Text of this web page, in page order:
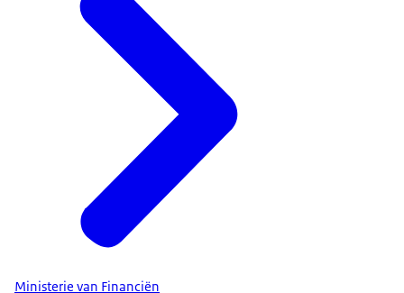
Ministerie van Financiën